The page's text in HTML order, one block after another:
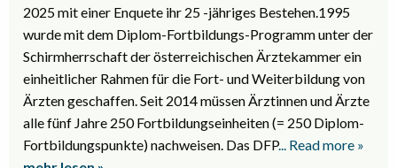
2025 mit einer Enquete ihr 25 -jähriges Bestehen.1995
wurde mit dem Diplom-Fortbildungs-Programm unter der
Schirmherrschaft der österreichischen Ärztekammer ein
einheitlicher Rahmen für die Fort- und Weiterbildung von
Ärzten geschaffen. Seit 2014 müssen Ärztinnen und Ärzte
alle fünf Jahre 250 Fortbildungseinheiten (= 250 Diplom-
Fortbildungspunkte) nachweisen. Das DFP... Read more »